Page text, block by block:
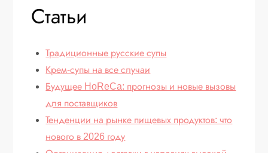
Статьи
Традиционные русские супы
Крем-супы на все случаи
Будущее HoReCa: прогнозы и новые вызовы
для поставщиков
Тенденции на рынке пищевых продуктов: что
нового в 2026 году